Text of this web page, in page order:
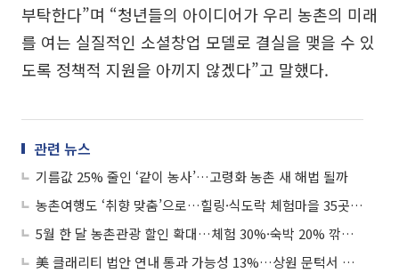
부탁한다”며 “청년들의 아이디어가 우리 농촌의 미래
를 여는 실질적인 소셜창업 모델로 결실을 맺을 수 있
도록 정책적 지원을 아끼지 않겠다”고 말했다.
관련 뉴스
기름값 25% 줄인 ‘같이 농사’…고령화 농촌 새 해법 될까
농촌여행도 ‘취향 맞춤’으로…힐링·식도락 체험마을 35곳 선정
5월 한 달 농촌관광 할인 확대…체험 30%·숙박 20% 깎아준다
美 클래리티 법안 연내 통과 가능성 13%…상원 문턱서 제동